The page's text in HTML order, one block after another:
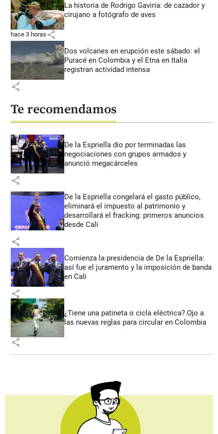
La historia de Rodrigo Gaviria: de cazador y
cirujano a fotógrafo de aves
hace 3 horas share
Dos volcanes en erupción este sábado: el
Puracé en Colombia y el Etna en Italia
registran actividad intensa
share
Te recomendamos
De la Espriella dio por terminadas las
negociaciones con grupos armados y
anunció megacárceles
share
De la Espriella congelará el gasto público,
eliminará el impuesto al patrimonio y
desarrollará el fracking: primeros anuncios
desde Cali
share
Comienza la presidencia de De la Espriella:
así fue el juramento y la imposición de banda
en Cali
share
¿Tiene una patineta o cicla eléctrica? Ojo a
las nuevas reglas para circular en Colombia
share